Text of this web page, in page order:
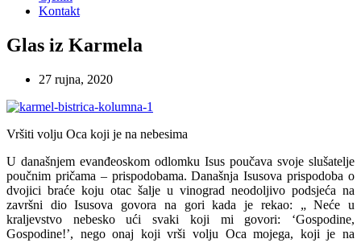
Kontakt
Glas iz Karmela
27 rujna, 2020
Vršiti volju Oca koji je na nebesima
U današnjem evanđeoskom odlomku Isus poučava svoje slušatelje
poučnim pričama – prispodobama. Današnja Isusova prispodoba o
dvojici braće koju otac šalje u vinograd neodoljivo podsjeća na
završni dio Isusova govora na gori kada je rekao: „ Neće u
kraljevstvo nebesko ući svaki koji mi govori: ‘Gospodine,
Gospodine!’, nego onaj koji vrši volju Oca mojega, koji je na